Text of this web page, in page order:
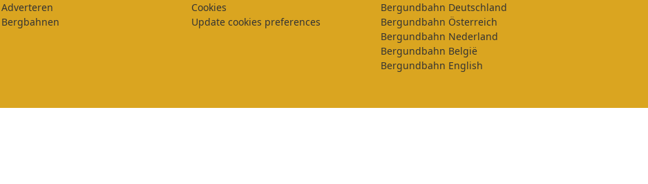
Adverteren
Bergbahnen
Cookies
Update cookies preferences
Bergundbahn Deutschland
Bergundbahn Österreich
Bergundbahn Nederland
Bergundbahn België
Bergundbahn English